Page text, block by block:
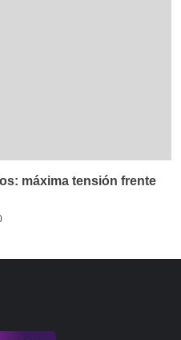
máxima tensión frente